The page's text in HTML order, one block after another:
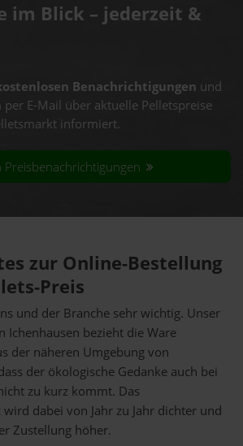
im Blick – jederzeit &
Benachrichtigungen und
E-Mail über aktuelle Pelletspreise
informiert.
Preisbenachrichtigungen
zur Online-Bestellung
Preis
und der Branche sehr wichtig. Unser
Ichenhausen bezieht die Ware
der näheren Umgebung von
der ökologische Gedanke auch bei
zu kurz kommt. Das
dabei von Jahr zu Jahr dichter und
Zustellung höher.